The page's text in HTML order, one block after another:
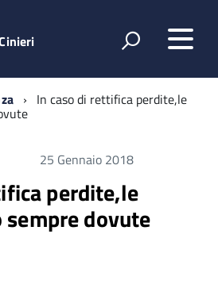
In caso di rettifica perdite,le
25 Gennaio 2018
perdite,le
dovute